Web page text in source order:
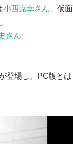
小西克幸さん、 仮面
さん
登場し、PC版とは